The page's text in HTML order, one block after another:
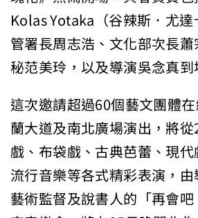
Kolas Yotaka（谷辣斯．尤
管署長周志浩、文化部次長
秘范美玲，以及導演吳念真
這次邀請超過60個藝文團體
蘭大道及南北廣場演出，將
戲、布袋戲、古典芭蕾、現
流行音樂等各式精彩表演，
藝術監督及說書人的「再會